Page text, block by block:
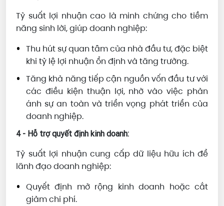
Tỷ suất lợi nhuận cao là minh chứng cho tiềm
năng sinh lời, giúp doanh nghiệp:
Thu hút sự quan tâm của nhà đầu tư, đặc biệt
khi tỷ lệ lợi nhuận ổn định và tăng trưởng.
Tăng khả năng tiếp cận nguồn vốn đầu tư với
các điều kiện thuận lợi, nhờ vào việc phản
ánh sự an toàn và triển vọng phát triển của
doanh nghiệp.
4 - Hỗ trợ quyết định kinh doanh:
Tỷ suất lợi nhuận cung cấp dữ liệu hữu ích để
lãnh đạo doanh nghiệp:
Quyết định mở rộng kinh doanh hoặc cắt
giảm chi phí.